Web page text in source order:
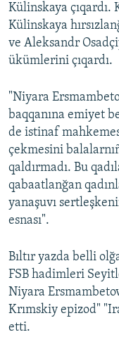
Külinskaya çıqardı.
Külinskaya
ve Aleksandr
ükümlerini çıqardı.
"Niyara
baqqanına emiyet
de istinaf
çekmesini
qaldırmadı. Bu
qabaatlanğan
yanaşuvı
esnası".
Bıltır yazda belli
FSB hadimleri
Niyara
Krımskiy epizod"
etti.